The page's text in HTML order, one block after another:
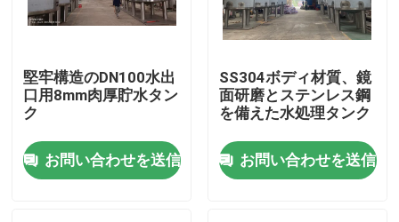
工場旅行
品質管理
私達に連絡しなさい
堅牢構造のDN100水出
口用8mm肉厚貯水タン
ク
お問い合わせを送信
SS304ボディ材質、鏡
面研磨とステンレス鋼
を備えた水処理タンク
お問い合わせを送信